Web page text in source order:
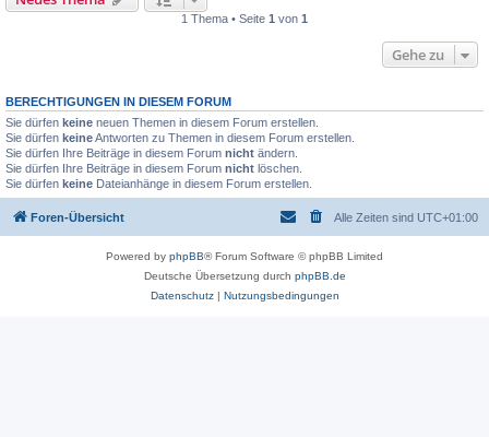
1 Thema • Seite 1 von 1
Gehe zu
BERECHTIGUNGEN IN DIESEM FORUM
Sie dürfen keine neuen Themen in diesem Forum erstellen.
Sie dürfen keineAntworten zu Themen in diesem Forum erstellen.
Sie dürfen Ihre Beiträge in diesem Forum nicht ändern.
Sie dürfen Ihre Beiträge in diesem Forum nicht löschen.
Sie dürfen keine Dateianhänge in diesem Forum erstellen.
Foren-Übersicht Alle Zeiten sind UTC+01:00
Powered by phpBB® Forum Software © phpBB Limited
Deutsche Übersetzung durch phpBB.de
Datenschutz| Nutzungsbedingungen